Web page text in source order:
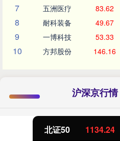
7 五洲医疗 83.62
8 耐科装备 49.67
9 一博科技 53.33
10 方邦股份 146.16
沪深京行
北证50 1134.24